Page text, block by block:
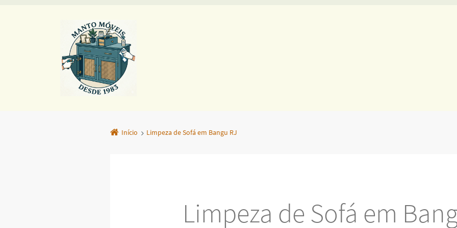
Início Limpeza de Sofá em Bangu RJ
Limpeza de Sofá em